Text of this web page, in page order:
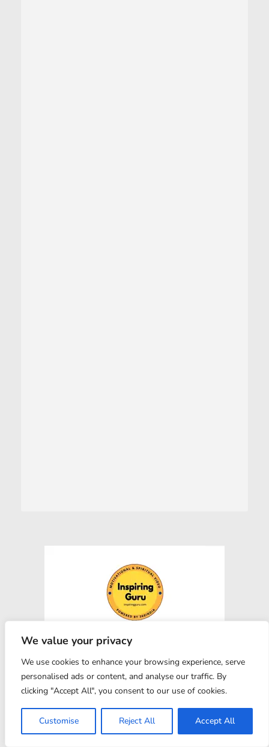
We value your privacy
We use cookies to enhance your browsing experience, serve
personalised ads or content, and analyse our traffic. By
clicking "Accept All", you consent to our use of cookies.
Customise Reject All Accept All